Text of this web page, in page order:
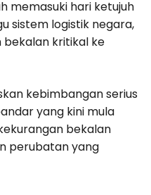
memasuki hari ketujuh
sistem logistik negara,
kritikal ke
kebimbangan serius
yang kini mula
bekalan
perubatan yang